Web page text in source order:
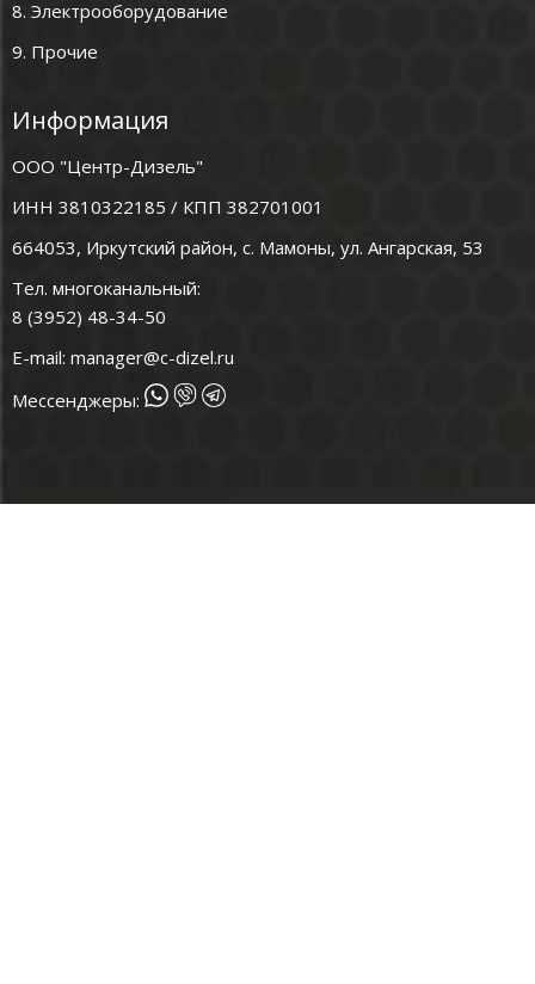
8. Электрооборудование
9. Прочие
Информация
ООО "Центр-Дизель"
ИНН 3810322185 / КПП 382701001
664053, Иркутский район, с. Мамоны, ул. Ангарская, 53
Тел. многоканальный:
8 (3952) 48-34-50
E-mail: manager@c-dizel.ru
Мессенджеры: